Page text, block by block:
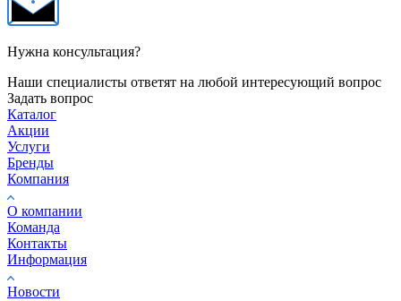
Нужна консультация?
Наши специалисты ответят на любой интересующий вопрос
Задать вопрос
Каталог
Акции
Услуги
Бренды
Компания
О компании
Команда
Контакты
Информация
Новости